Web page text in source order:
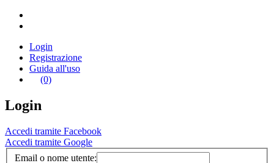
Login
Registrazione
Guida all'uso
(0)
Login
Accedi tramite Facebook
Accedi tramite Google
Email o nome utente: